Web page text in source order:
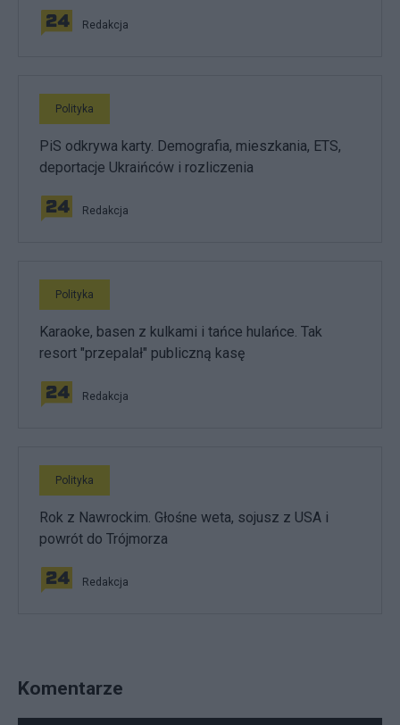
Redakcja
Polityka
PiS odkrywa karty. Demografia, mieszkania, ETS,
deportacje Ukraińców i rozliczenia
Redakcja
Polityka
Karaoke, basen z kulkami i tańce hulańce. Tak
resort "przepalał" publiczną kasę
Redakcja
Polityka
Rok z Nawrockim. Głośne weta, sojusz z USA i
powrót do Trójmorza
Redakcja
Komentarze